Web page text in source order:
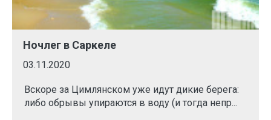
Ночлег в Саркеле
03.11.2020
Вскоре за Цимлянском уже идут дикие берега:
либо обрывы упираются в воду (и тогда непр...